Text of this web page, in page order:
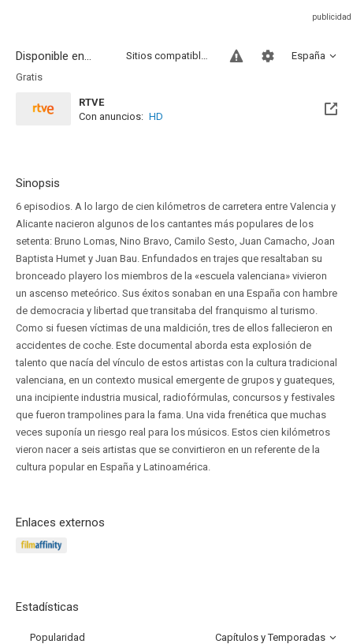
Disponible en... España
Sitios compatibles
Gratis
RTVE
Con anuncios: HD
Sinopsis
6 episodios. A lo largo de cien kilómetros de carretera entre Valencia y
Alicante nacieron algunos de los cantantes más populares de los
setenta: Bruno Lomas, Nino Bravo, Camilo Sesto, Juan Camacho, Joan
Baptista Humet y Juan Bau. Enfundados en trajes que resaltaban su
bronceado playero los miembros de la «escuela valenciana» vivieron
un ascenso meteórico. Sus éxitos sonaban en una España con hambre
de democracia y libertad que transitaba del franquismo al turismo.
Como si fuesen víctimas de una maldición, tres de ellos fallecieron en
accidentes de coche. Este documental aborda esta explosión de
talento que nacía del vínculo de estos artistas con la cultura tradicional
valenciana, en un contexto musical emergente de grupos y guateques,
una incipiente industria musical, radiofórmulas, concursos y festivales
que fueron trampolines para la fama. Una vida frenética que muchas
veces suponía un riesgo real para los músicos. Estos cien kilómetros
vieron nacer a seis artistas que se convirtieron en un referente de la
cultura popular en España y Latinoamérica.
Enlaces externos
Estadísticas
Popularidad Capítulos y Temporadas